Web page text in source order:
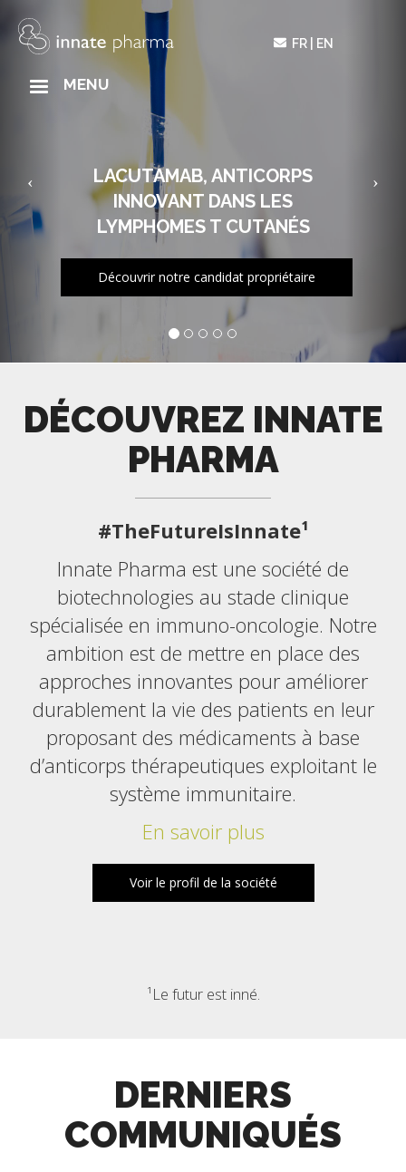
contenu
FR EN
MAINMENU
LACUTAMAB, ANTICORPS
INNOVANT DANS LES
LYMPHOMES T CUTANÉS
Découvrir notre candidat propriétaire
DÉCOUVREZ INNATE
PHARMA
#TheFutureIsInnate¹
Innate Pharma est une société de
biotechnologies au stade clinique
spécialisée en immuno-oncologie. Notre
ambition est de mettre en place des
approches innovantes pour améliorer
durablement la vie des patients en leur
proposant des médicaments à base
d’anticorps thérapeutiques exploitant le
système immunitaire.
En savoir plus
Voir le profil de la société
¹Le futur est inné.
DERNIERS
COMMUNIQUÉS